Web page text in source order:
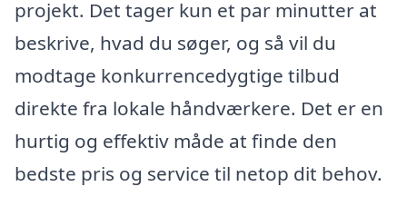
projekt. Det tager kun et par minutter at
beskrive, hvad du søger, og så vil du
modtage konkurrencedygtige tilbud
direkte fra lokale håndværkere. Det er en
hurtig og effektiv måde at finde den
bedste pris og service til netop dit behov.